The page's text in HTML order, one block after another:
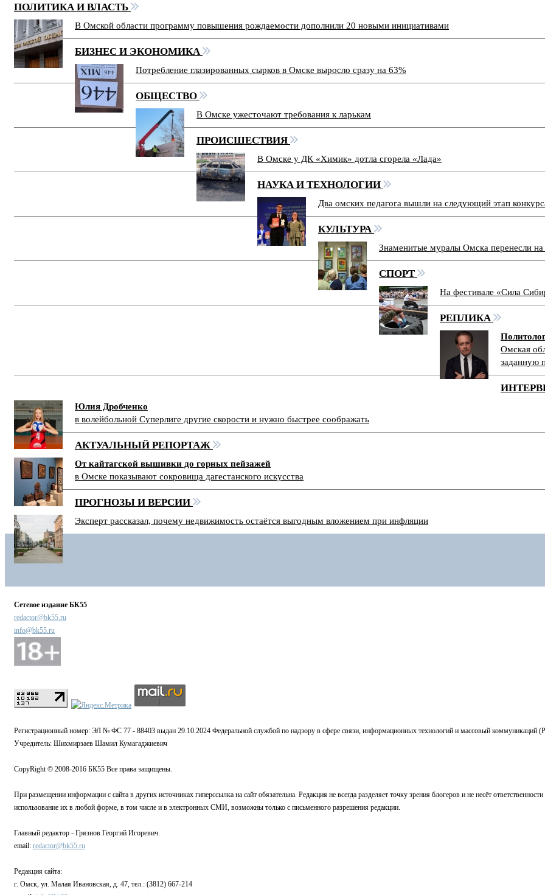
ПОЛИТИКА И ВЛАСТЬ
В Омской области программу повышения рождаемости дополнили 20 новыми инициативами
БИЗНЕС И ЭКОНОМИКА
Потребление глазированных сырков в Омске выросло сразу на 63%
ОБЩЕСТВО
В Омске ужесточают требования к ларькам
ПРОИСШЕСТВИЯ
В Омске у ДК «Химик» дотла сгорела «Лада»
НАУКА И ТЕХНОЛОГИИ
Два омских педагога вышли на следующий этап
КУЛЬТУРА
Знаменитые муралы Омска перенесли на
СПОРТ
На фестивале «Сила
РЕПЛИКА
Омская
заданную
Юлия Дробченко
в волейбольной Суперлиге другие скорости и нужно быстрее соображать
АКТУАЛЬНЫЙ РЕПОРТАЖ
От кайтагской вышивки до горных пейзажей
в Омске показывают сокровища дагестанского искусства
ПРОГНОЗЫ И ВЕРСИИ
Эксперт рассказал, почему недвижимость остаётся выгодным вложением при инфляции
Сетевое издание БК55
redactor@bk55.ru
info@bk55.ru
Регистрационный номер: ЭЛ № ФС 77 - 88403 выдан 29.10.2024 Федеральной службой по надзору в сфере связи, информационных технологий и массовый коммуникаций
Учредитель: Шихмирзаев Шамил Кумагаджиевич
CopyRight © 2008-2016 БК55 Все права защищены.
При размещении информации с сайта в других источниках гиперссылка на сайт обязательна. Редакция не всегда разделяет точку зрения блогеров и не несёт
использование их в любой форме, в том числе и в электронных СМИ, возможны только с письменного разрешения редакции.
Главный редактор - Грязнов Георгий Игоревич.
email: redactor@bk55.ru
Редакция сайта:
г. Омск, ул. Малая Ивановская, д. 47, тел.: (3812) 667-214